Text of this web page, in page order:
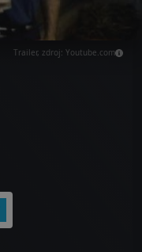
Trailer, zdroj: Youtube.com